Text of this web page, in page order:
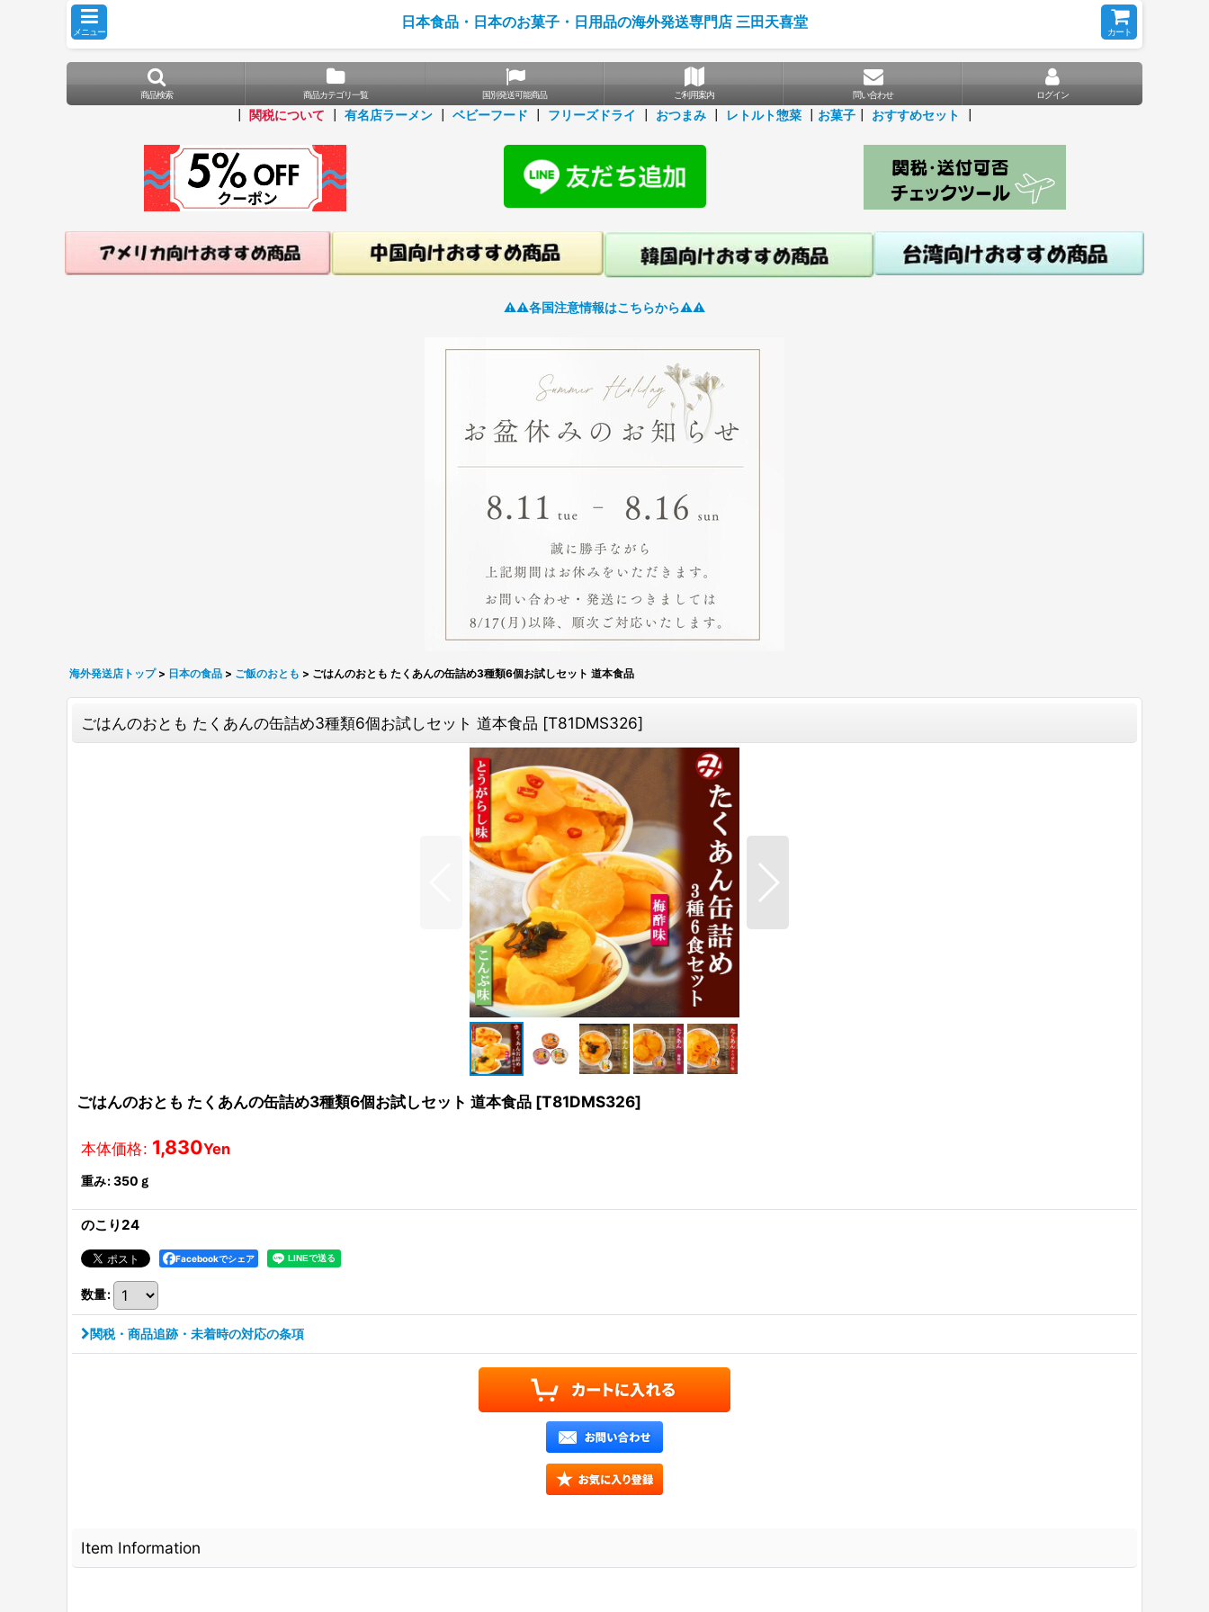
メニュー
日本食品・日本のお菓子・日用品の海外発送専門店 三田天喜堂
カート
商品検索 商品カテゴリ一覧 国別発送可能商品 ご利用案内 問い合わせ ログイン
関税について 有名店ラーメン ベビーフード フリーズドライ おつまみ レトルト惣菜 お菓子 おすすめセット
⚠️⚠️各国注意情報はこちらから⚠️⚠️
海外発送店トップ > 日本の食品 > ご飯のおとも > ごはんのおとも たくあんの缶詰め3種類6個お試しセット 道本食品
ごはんのおとも たくあんの缶詰め3種類6個お試しセット 道本食品 [T81DMS326]
ごはんのおとも たくあんの缶詰め3種類6個お試しセット 道本食品 [T81DMS326]
本体価格: 1,830Yen
重み:350ｇ
のこり24
Facebookでシェア
数量:
関税・商品追跡・未着時の対応の条項
Item Information